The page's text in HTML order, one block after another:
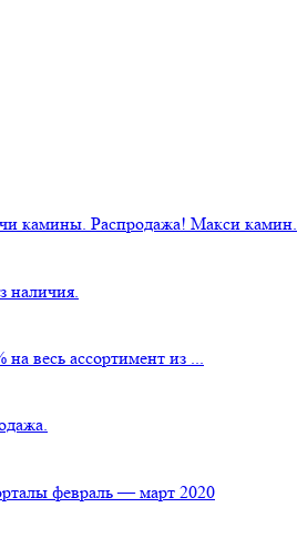
камины. Распродажа! Макси камин.
наличия.
весь ассортимент из ...
февраль — март 2020